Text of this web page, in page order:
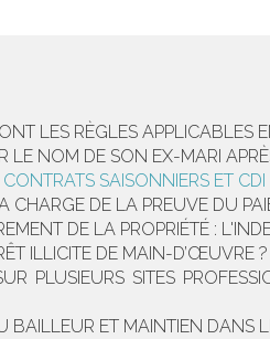
LES RÈGLES APPLICABLES
LE NOM DE SON EX-MARI
SAISONNIERS ET CDI
CHARGE DE LA PREUVE DU
DE LA PROPRIÉTÉ :
ILLICITE DE MAIN-D’ŒUVRE
PLUSIEURS SITES
BAILLEUR ET MAINTIEN DANS